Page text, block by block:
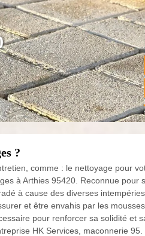
?
comme : le nettoyage pour
à Arthies 95420. Reconnue pour
à cause des diverses
et être envahis par les
pour renforcer sa solidité et
HK Services, maconnerie 95.